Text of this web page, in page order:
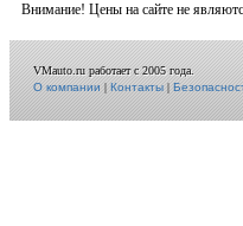
Внимание! Цены на сайте не
VMauto.ru работает с 2005 года.
О компании|Контакты|